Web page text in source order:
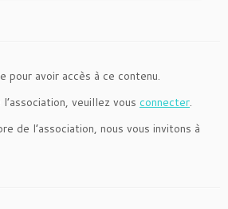
pour avoir accès à ce contenu.
veuillez vous connecter.
de l’association, nous vous invitons à